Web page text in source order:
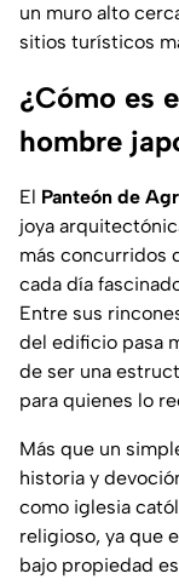
un muro alto
sitios turísticos
¿Cómo es
hombre
El Panteón de
joya
más concurridos
cada día
Entre sus
del edificio pasa
de ser una
para quienes lo
Más que un
historia y
como iglesia
religioso, ya que
bajo propiedad